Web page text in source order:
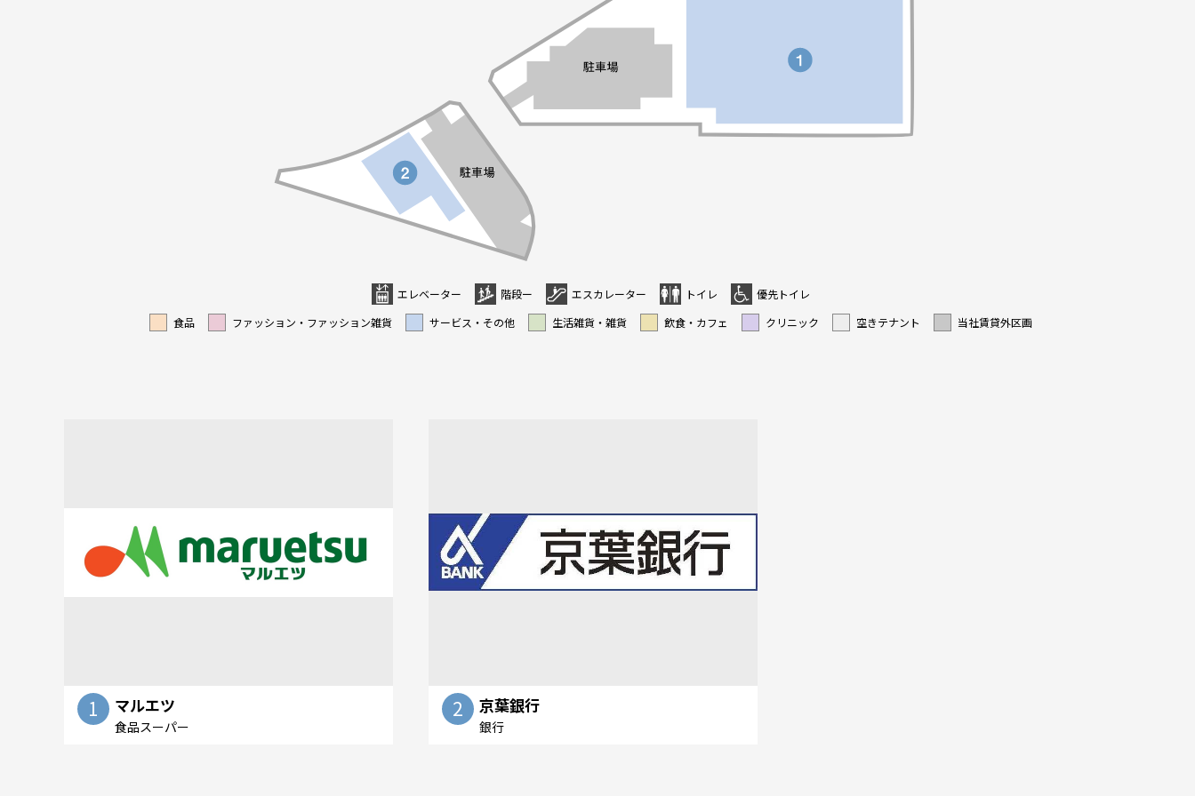
エレベーター 階段ー エスカレーター トイレ
優先トイレ
食品
ファッション・ファッション雑貨 サービス・その他 生活雑貨・雑貨 飲食・カフェ クリニック 空きテナント 当社賃貸外区画
1 マルエツ
食品スーパー
2 京葉銀行
銀行